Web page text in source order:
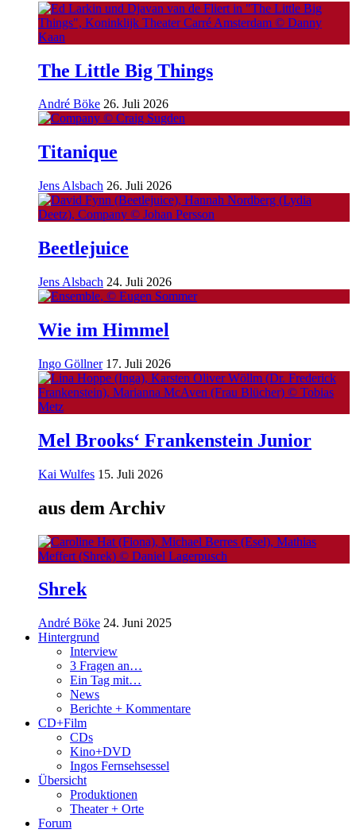
The Little Big Things
André Böke 26. Juli 2026
Titanique
Jens Alsbach 26. Juli 2026
Beetlejuice
Jens Alsbach 24. Juli 2026
Wie im Himmel
Ingo Göllner 17. Juli 2026
Mel Brooks‘ Frankenstein Junior
Kai Wulfes 15. Juli 2026
aus dem Archiv
Shrek
André Böke 24. Juni 2025
Hintergrund
Interview
3 Fragen an…
Ein Tag mit…
News
Berichte + Kommentare
CD+Film
CDs
Kino+DVD
Ingos Fernsehsessel
Übersicht
Produktionen
Theater + Orte
Forum